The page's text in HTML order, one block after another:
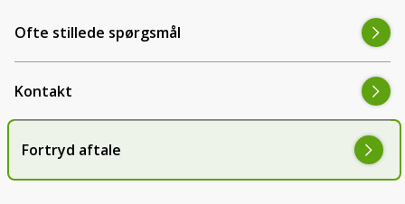
Ofte stillede spørgsmål
Kontakt
Fortryd aftale